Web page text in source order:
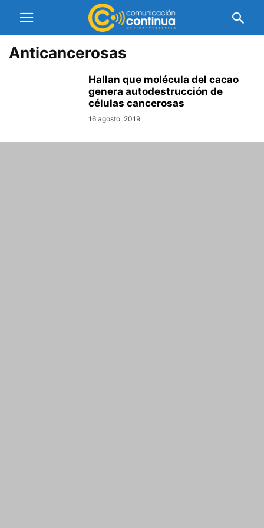
Anticancerosas
Hallan que molécula del cacao
genera autodestrucción de
células cancerosas
16 agosto, 2019